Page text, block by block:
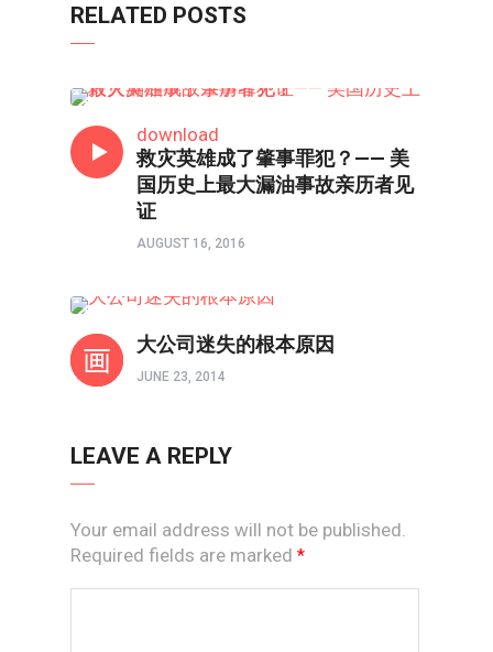
RELATED POSTS
download
救灾英雄成了肇事罪犯？—— 美
国历史上最大漏油事故亲历者见
证
AUGUST 16, 2016
大公司迷失的根本原因
JUNE 23, 2014
LEAVE A REPLY
Your email address will not be published.
Required fields are marked *